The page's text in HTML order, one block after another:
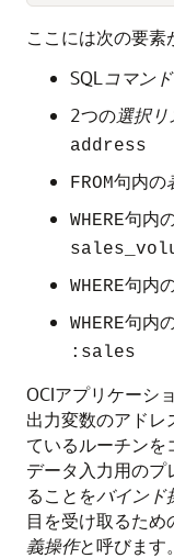
ここには次の要素
SQL コマン
2つの選択
address
FROM句内の
WHERE句内
WHERE句内
WHERE句内
:sales
OCIアプリケーシ
出力変数のアドレ
ているルーチンを
データ入力用のプ
ることをバインド
目を受け取るた
義操作と呼びます。